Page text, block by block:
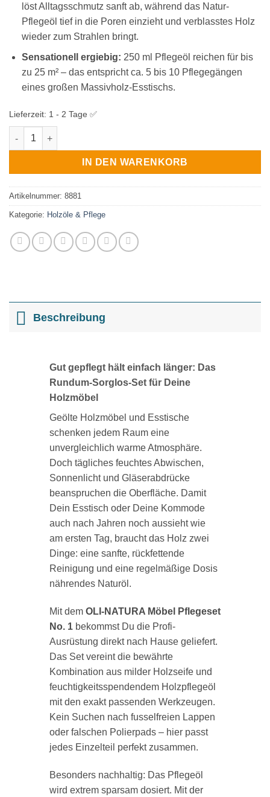
löst Alltagsschmutz sanft ab, während das Natur-
Pflegeöl tief in die Poren einzieht und verblasstes Holz
wieder zum Strahlen bringt.
Sensationell ergiebig: 250 ml Pflegeöl reichen für bis
zu 25 m² – das entspricht ca. 5 bis 10 Pflegegängen
eines großen Massivholz-Esstischs.
Lieferzeit: 1 - 2 Tage ✅
OLI-NATURA Möbel Pflegeset No. 1 für geölte Holzmöbel &
IN DEN WARENKORB
Artikelnummer: 8881
Kategorie: Holzöle & Pflege
Beschreibung
Gut gepflegt hält einfach länger: Das
Rundum-Sorglos-Set für Deine
Holzmöbel
Geölte Holzmöbel und Esstische
schenken jedem Raum eine
unvergleichlich warme Atmosphäre.
Doch tägliches feuchtes Abwischen,
Sonnenlicht und Gläserabdrücke
beanspruchen die Oberfläche. Damit
Dein Esstisch oder Deine Kommode
auch nach Jahren noch aussieht wie
am ersten Tag, braucht das Holz zwei
Dinge: eine sanfte, rückfettende
Reinigung und eine regelmäßige Dosis
nährendes Naturöl.
Mit dem OLI-NATURA Möbel Pflegeset
No. 1bekommst Du die Profi-
Ausrüstung direkt nach Hause geliefert.
Das Set vereint die bewährte
Kombination aus milder Holzseife und
feuchtigkeitsspendendem Holzpflegeöl
mit den exakt passenden Werkzeugen.
Kein Suchen nach fusselfreien Lappen
oder falschen Polierpads – hier passt
jedes Einzelteil perfekt zusammen.
Besonders nachhaltig: Das Pflegeöl
wird extrem sparsam dosiert. Mit der